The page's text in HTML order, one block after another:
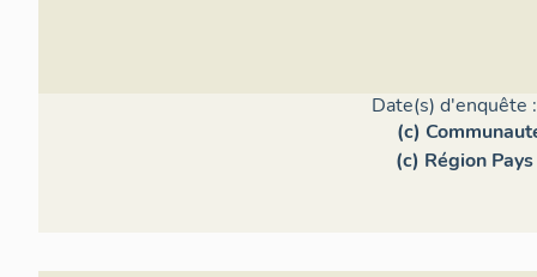
Date(s) d'enquête
(c)
(c) Région